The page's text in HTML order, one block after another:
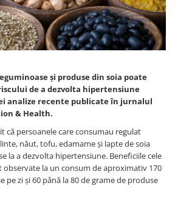
fructe
și produse din soia poate
de a dezvolta hipertensiune
analize recente publicate în jurnalul
& Health.
că persoanele care consumau regulat
năut, tofu, edamame și lapte de soia
la a dezvolta hipertensiune. Beneficiile cele
observate la un consum de aproximativ 170
pe zi și 60 până la 80 de grame de produse